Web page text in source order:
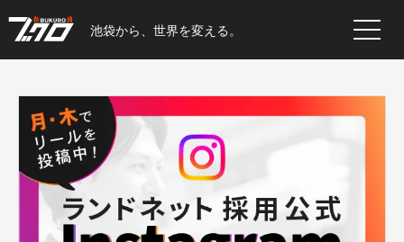
池袋から、世界を変える。